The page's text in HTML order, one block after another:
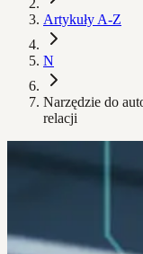
Artykuły A-Z
N
Narzędzie do
relacji